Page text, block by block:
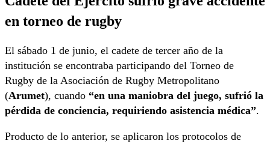
en torneo de rugby
El sábado 1 de junio, el cadete de tercer año de la
institución se encontraba participando del Torneo de
Rugby de la Asociación de Rugby Metropolitano
(Arumet), cuando “en una maniobra del juego, sufrió la
pérdida de conciencia, requiriendo asistencia médica”.
Producto de lo anterior, se aplicaron los protocolos de